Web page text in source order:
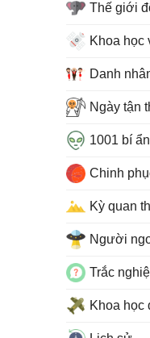
Thế giới
Khoa học
Danh
Ngày tận
1001 bí ẩn
Chinh
Kỳ quan
Người
Trắc
Khoa học